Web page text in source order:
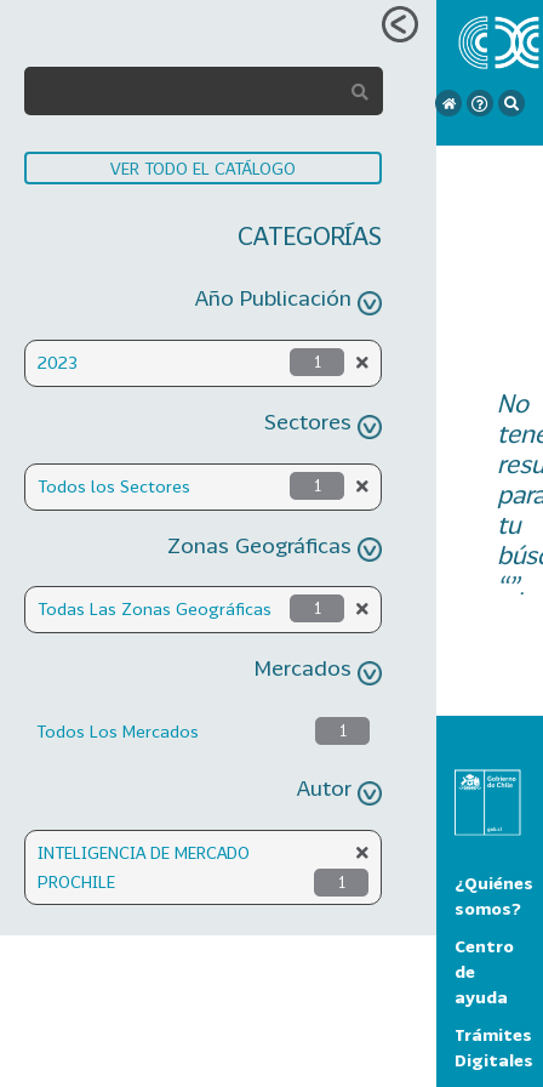
VER TODO EL CATÁLOGO
CATEGORÍAS
Año Publicación
2023 1
Sectores
Todos los Sectores 1
Zonas Geográficas
Todas Las Zonas Geográficas 1
Mercados
Todos Los Mercados 1
Autor
INTELIGENCIA DE MERCADO
PROCHILE
1
No
tu
“”.
¿Quiénes
somos?
Centro
de
ayuda
Trámites
Digitales